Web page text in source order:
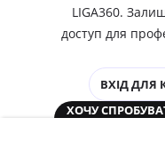
LIGA360.
доступ для
ВХІД ДЛЯ
ХОЧУ